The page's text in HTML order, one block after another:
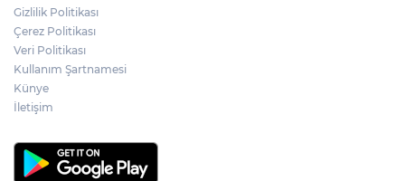
Gizlilik Politikası
Çerez Politikası
Veri Politikası
Kullanım Şartnamesi
Künye
İletişim